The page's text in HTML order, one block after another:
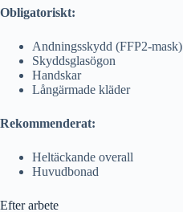
Obligatoriskt:
Andningsskydd (FFP2-mask)
Skyddsglasögon
Handskar
Långärmade kläder
Rekommenderat:
Heltäckande overall
Huvudbonad
Efter arbete